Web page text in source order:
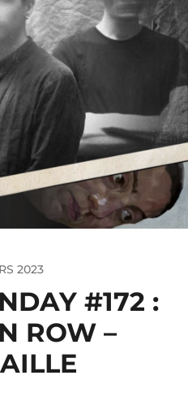
2023
#172 :
ROW –